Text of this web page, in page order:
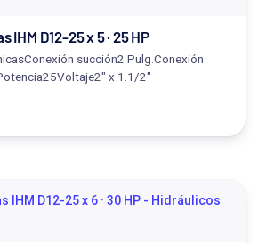
D12-25 x 5 · 25 HP
succión2 Pulg.Conexión
x 1.1/2"